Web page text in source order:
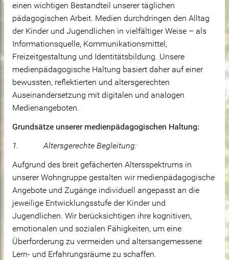
einen wichtigen Bestandteil unserer täglichen
pädagogischen Arbeit. Medien durchdringen den Alltag
der Kinder und Jugendlichen in vielfältiger Weise – als
Informationsquelle, Kommunikationsmittel,
Freizeitgestaltung und Identitätsbildung. Unsere
medienpädagogische Haltung basiert daher auf einer
bewussten, reflektierten und altersgerechten
Auseinandersetzung mit digitalen und analogen
Medienangeboten.
Grundsätze unserer medienpädagogischen Haltung:
1. Altersgerechte Begleitung:
Aufgrund des breit gefächerten Altersspektrums in
unserer Wohngruppe gestalten wir medienpädagogische
Angebote und Zugänge individuell angepasst an die
jeweilige Entwicklungsstufe der Kinder und
Jugendlichen. Wir berücksichtigen ihre kognitiven,
emotionalen und sozialen Fähigkeiten, um eine
Überforderung zu vermeiden und altersangemessene
Lern- und Erfahrungsräume zu schaffen.